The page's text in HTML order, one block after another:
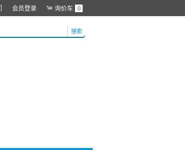
会员登录 询价车 0
搜索